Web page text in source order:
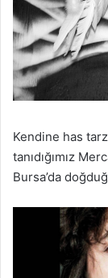
Kendine has
tanıdığımız
Bursa’da